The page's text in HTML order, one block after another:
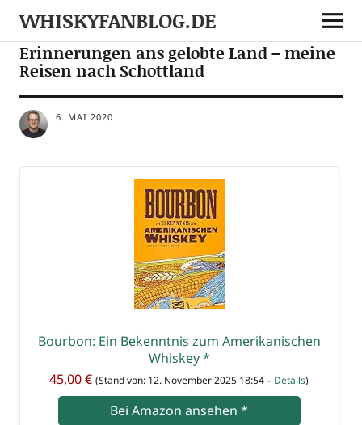
WHISKYFANBLOG.DE
TRAVEL
Erinnerungen ans gelobte Land – meine
Reisen nach Schottland
6. MAI 2020
Bour­bon: Ein Bekennt­nis zum Ame­ri­ka­ni­schen
Whis­key*
45,00 € (Stand von: 12. Novem­ber 2025 18:54 – Details)
Bei Ama­zon anse­hen*